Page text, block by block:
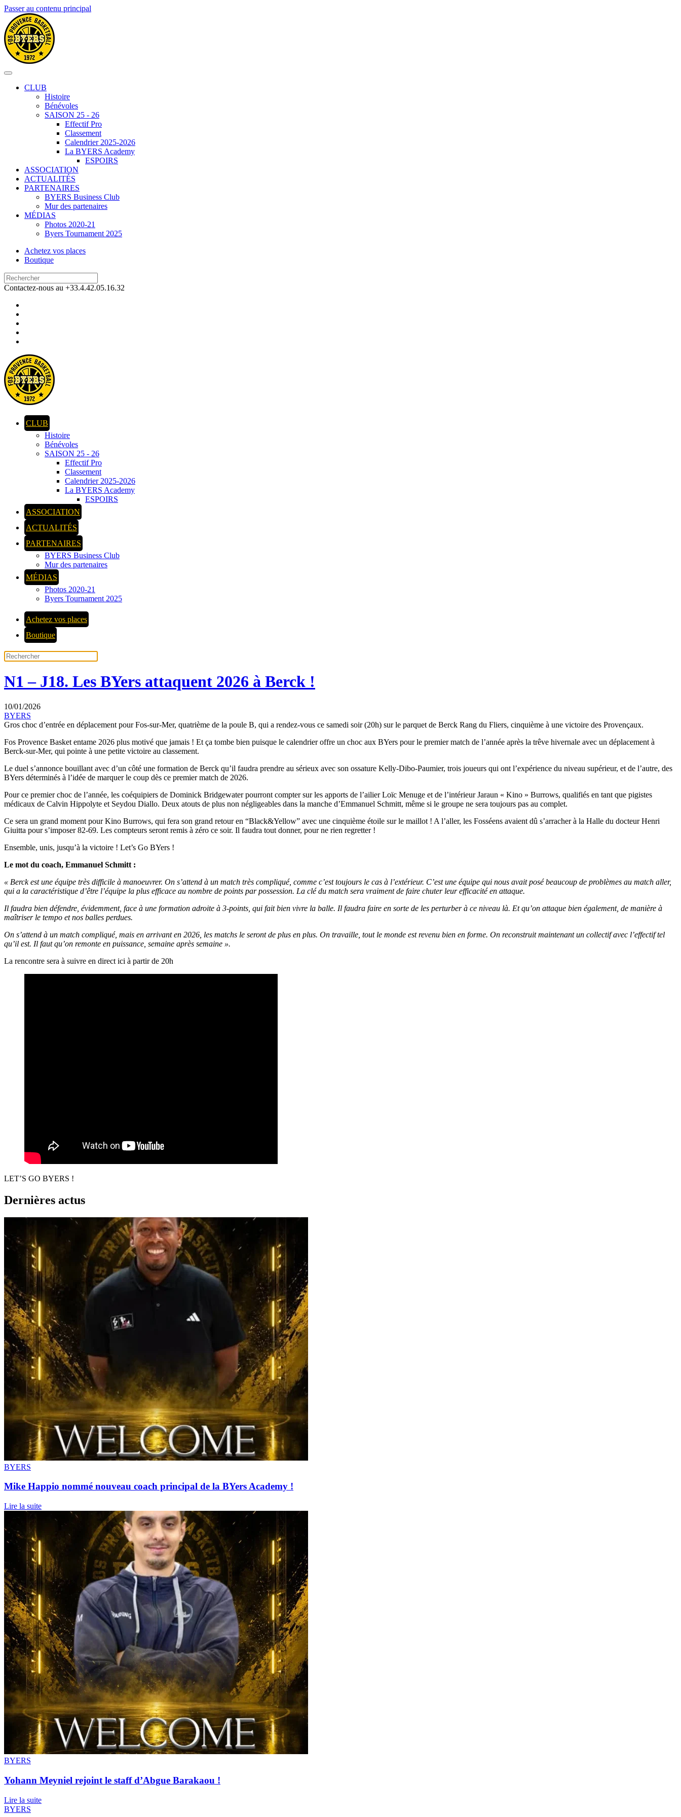
Passer au contenu principal
CLUB
Histoire
Bénévoles
SAISON 25 - 26
Effectif Pro
Classement
Calendrier 2025-2026
La BYERS Academy
ESPOIRS
ASSOCIATION
ACTUALITÉS
PARTENAIRES
BYERS Business Club
Mur des partenaires
MÉDIAS
Photos 2020-21
Byers Tournament 2025
Achetez vos places
Boutique
Contactez-nous au +33.4.42.05.16.32
CLUB
Histoire
Bénévoles
SAISON 25 - 26
Effectif Pro
Classement
Calendrier 2025-2026
La BYERS Academy
ESPOIRS
ASSOCIATION
ACTUALITÉS
PARTENAIRES
BYERS Business Club
Mur des partenaires
MÉDIAS
Photos 2020-21
Byers Tournament 2025
Achetez vos places
Boutique
N1 – J18. Les BYers attaquent 2026 à Berck !
10/01/2026
BYERS
Gros choc d’entrée en déplacement pour Fos-sur-Mer, quatrième de la poule B, qui a rendez-vous ce samedi soir (20h) sur le parquet de Berck Rang du Fliers, cinquième à une victoire des Provençaux.
Fos Provence Basket entame 2026 plus motivé que jamais ! Et ça tombe bien puisque le calendrier offre un choc aux BYers pour le premier match de l’année après la trêve hivernale avec un déplacement à
Berck-sur-Mer, qui pointe à une petite victoire au classement.
Le duel s’annonce bouillant avec d’un côté une formation de Berck qu’il faudra prendre au sérieux avec son ossature Kelly-Dibo-Paumier, trois joueurs qui ont l’expérience du niveau supérieur, et de l’autre, des
BYers déterminés à l’idée de marquer le coup dès ce premier match de 2026.
Pour ce premier choc de l’année, les coéquipiers de Dominick Bridgewater pourront compter sur les apports de l’ailier Loïc Menuge et de l’intérieur Jaraun « Kino » Burrows, qualifiés en tant que pigistes
médicaux de Calvin Hippolyte et Seydou Diallo. Deux atouts de plus non négligeables dans la manche d’Emmanuel Schmitt, même si le groupe ne sera toujours pas au complet.
Ce sera un grand moment pour Kino Burrows, qui fera son grand retour en “Black&Yellow” avec une cinquième étoile sur le maillot ! A l’aller, les Fosséens avaient dû s’arracher à la Halle du docteur Henri
Giuitta pour s’imposer 82-69. Les compteurs seront remis à zéro ce soir. Il faudra tout donner, pour ne rien regretter !
Ensemble, unis, jusqu’à la victoire ! Let’s Go BYers !
Le mot du coach, Emmanuel Schmitt :
« Berck est une équipe très difficile à manoeuvrer. On s’attend à un match très compliqué, comme c’est toujours le cas à l’extérieur. C’est une équipe qui nous avait posé beaucoup de problèmes au match aller,
qui a la caractéristique d’être l’équipe la plus efficace au nombre de points par possession. La clé du match sera vraiment de faire chuter leur efficacité en attaque.
Il faudra bien défendre, évidemment, face à une formation adroite à 3-points, qui fait bien vivre la balle. Il faudra faire en sorte de les perturber à ce niveau là. Et qu’on attaque bien également, de manière à
maîtriser le tempo et nos balles perdues.
On s’attend à un match compliqué, mais en arrivant en 2026, les matchs le seront de plus en plus. On travaille, tout le monde est revenu bien en forme. On reconstruit maintenant un collectif avec l’effectif tel
qu’il est. Il faut qu’on remonte en puissance, semaine après semaine ».
La rencontre sera à suivre en direct ici à partir de 20h
LET’S GO BYERS !
Dernières actus
BYERS
Mike Happio nommé nouveau coach principal de la BYers Academy !
Lire la suite
BYERS
Yohann Meyniel rejoint le staff d’Abgue Barakaou !
Lire la suite
BYERS